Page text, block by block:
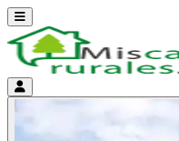
Abrir menú
Menú de cuenta